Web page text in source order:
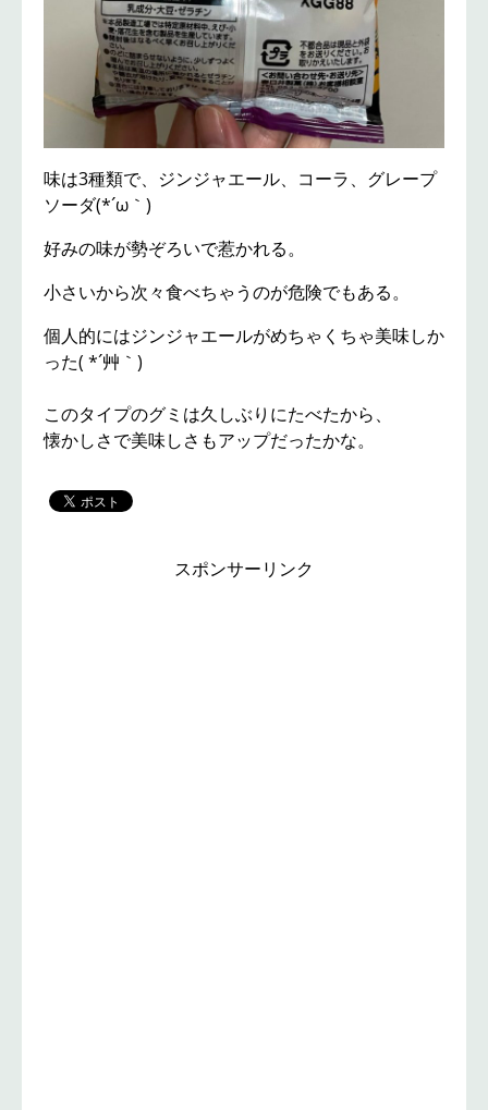
味は3種類で、ジンジャエール、コーラ、グレープ
ソーダ(*´ω｀)
好みの味が勢ぞろいで惹かれる。
小さいから次々食べちゃうのが危険でもある。
個人的にはジンジャエールがめちゃくちゃ美味しか
った( *´艸｀)
このタイプのグミは久しぶりにたべたから、
懐かしさで美味しさもアップだったかな。
スポンサーリンク